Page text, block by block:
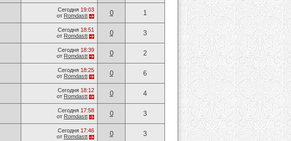
Сегодня 19:03
от Romdastt 0 1
Сегодня 18:51
от Romdastt 0 3
Сегодня 18:39
от Romdastt 0 2
Сегодня 18:25
от Romdastt 0 6
Сегодня 18:12
от Romdastt 0 4
Сегодня 17:58
от Romdastt 0 3
Сегодня 17:46
от Romdastt 0 3